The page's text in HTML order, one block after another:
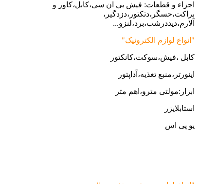
اجزاء و قطعات: فیش بی ان سی،کابل،کاور و
براکت،حسگر،دتکتور،دزدگیر،
آلارم،دیددرشب،برد،لنزو...
"انواع لوازم الکترونیک"
کابل ،فیش،سوکت،کانکتور
اینورتر،منبع تغذیه،آداپتور
ابزار:مولتی مترو،اهم متر
استابلایزر
یو پی اس